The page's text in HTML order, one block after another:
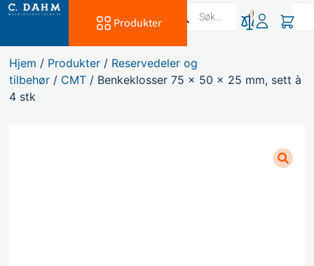
Produkter
0
Hjem / Produkter / Reservedeler og
tilbehør / CMT / Benkeklosser 75 x 50 x 25 mm, sett à
4 stk